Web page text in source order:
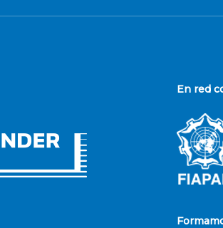
En red